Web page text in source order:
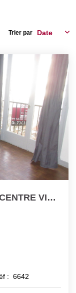
Trier par
LOCATION APPARTEMENT F2 CENTRE VILLE MONTLUCON
: 6642